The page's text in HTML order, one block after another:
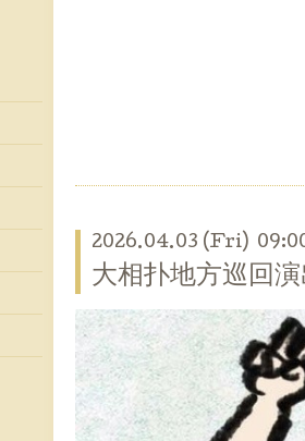
2026.04.03 (Fri)
大相扑地方巡回